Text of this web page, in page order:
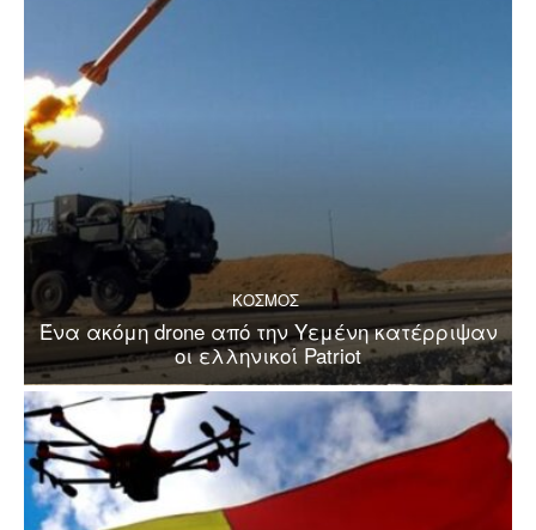
ΚΟΣΜΟΣ
Ένα ακόμη drone από την Υεμένη κατέρριψαν
οι ελληνικοί Patriot